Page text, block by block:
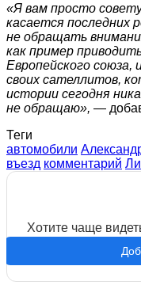
«Я вам просто
касается
не обращать
как пример
Европейского союза,
своих сателлитов,
истории сегодня
не обращаю», —
Теги
автомобили
въезд комментарий
Хотите чаще